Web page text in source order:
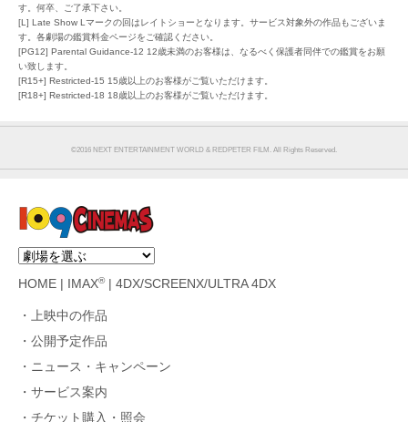
す。何卒、ご了承下さい。
[L] Late Show Lマークの回はレイトショーとなります。サービス対象外の作品もございま
す。各劇場の鑑賞料金ページをご確認ください。
[PG12] Parental Guidance-12 12歳未満のお客様は、なるべく保護者同伴での鑑賞をお願
い致します。
[R15+] Restricted-15 15歳以上のお客様がご覧いただけます。
[R18+] Restricted-18 18歳以上のお客様がご覧いただけます。
©︎2016 NEXT ENTERTAINMENT WORLD & REDPETER FILM. All Rights Reserved.
HOME IMAX®| 4DX/SCREENX/ULTRA 4DX
上映中の作品
公開予定作品
ニュース・キャンペーン
サービス案内
チケット購入・照会